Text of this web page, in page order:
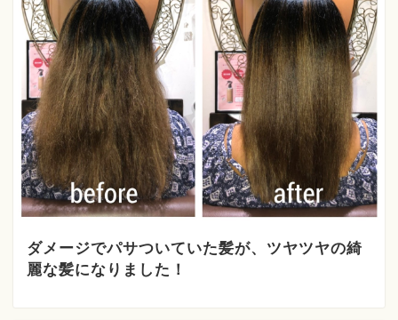
ダメージでパサついていた髪が、ツヤツヤの綺
麗な髪になりました！